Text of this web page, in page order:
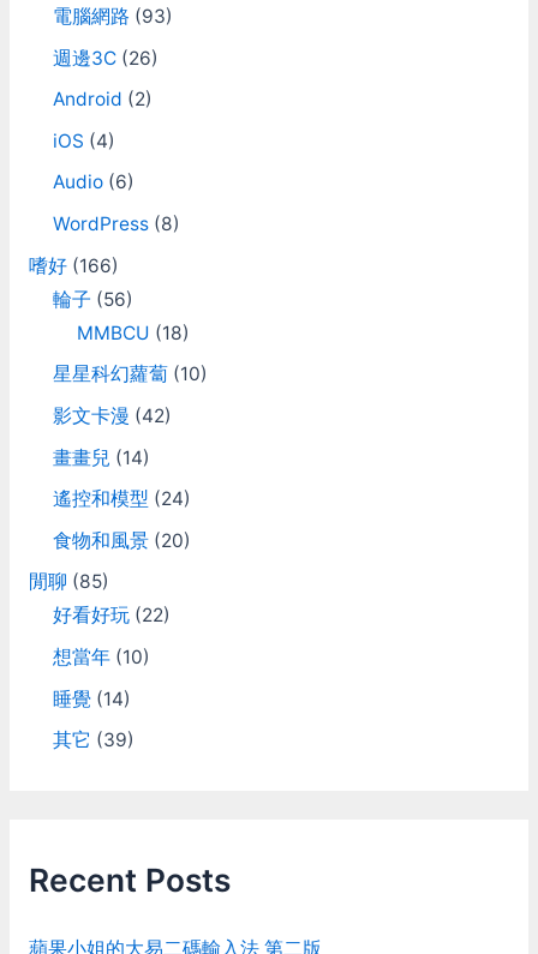
電腦網路 (93)
週邊3C(26)
Android (2)
iOS (4)
Audio(6)
WordPress(8)
嗜好(166)
輪子 (56)
MMBCU (18)
星星科幻蘿蔔(10)
影文卡漫 (42)
畫畫兒 (14)
遙控和模型 (24)
食物和風景(20)
閒聊 (85)
好看好玩(22)
想當年(10)
睡覺(14)
其它 (39)
Recent Posts
蘋果小姐的大易二碼輸入法 第二版